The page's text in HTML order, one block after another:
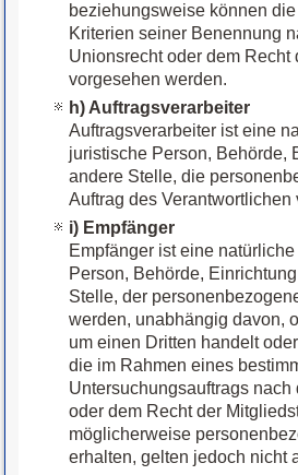
beziehungsweise können
Kriterien seiner Benennung
Unionsrecht oder dem Recht
vorgesehen werden.
h) Auftragsverarbeiter
Auftragsverarbeiter ist eine
juristische Person, Behörde,
andere Stelle, die
Auftrag des Verantwortlichen
i) Empfänger
Empfänger ist eine
Person, Behörde,
Stelle, der
werden, unabhängig davon,
um einen Dritten handelt
die im Rahmen eines
Untersuchungsauftrags
oder dem Recht der
möglicherweise
erhalten, gelten jedoch nicht